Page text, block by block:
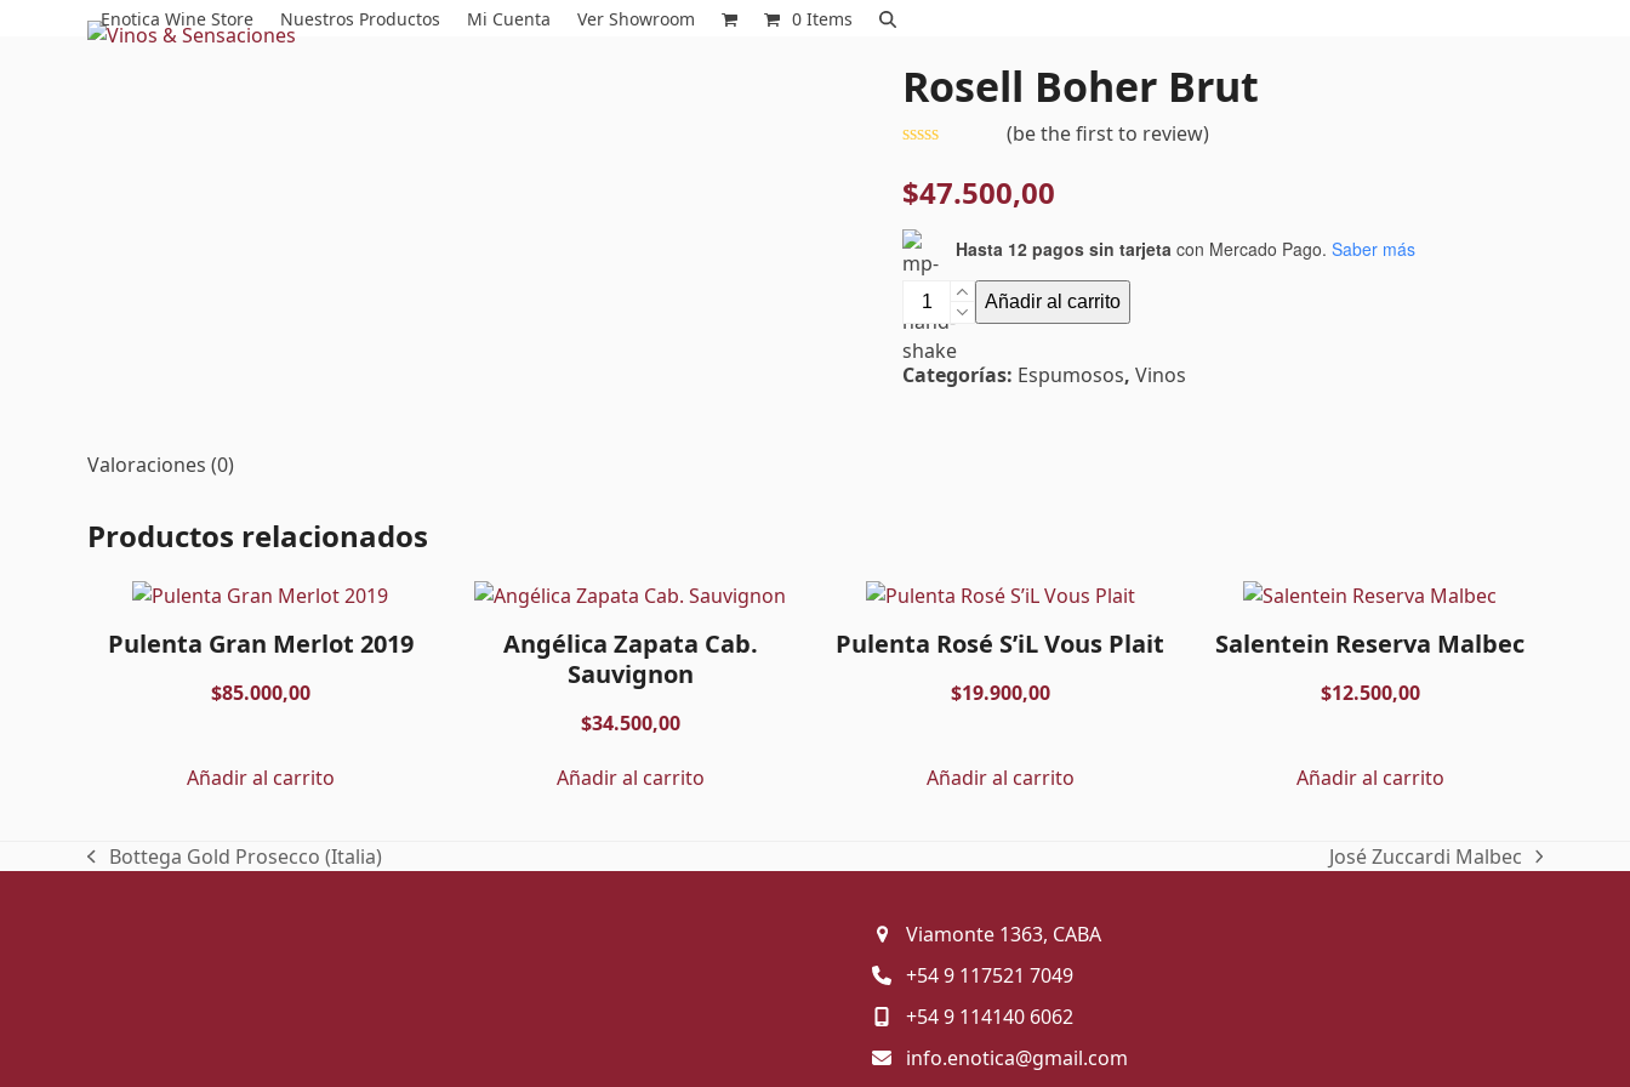
Enotica Wine Store Nuestros Productos Mi Cuenta Ver Showroom 0 Items
Rosell Boher Brut
con
0
5
(be the first to review)
$47.500,00
Hasta 12 pagos sin tarjeta con Mercado Pago. Saber más
Rosell
Boher
Brut
cantidad
Añadir al carrito
Categorías: Espumosos, Vinos
Valoraciones (0)
Productos relacionados
Pulenta Gran Merlot 2019
$85.000,00
Añadir al carrito
Angélica Zapata Cab.
Sauvignon
$34.500,00
Añadir al carrito
Pulenta Rosé S’iL Vous Plait
$19.900,00
Añadir al carrito
Salentein Reserva Malbec
$12.500,00
Añadir al carrito
previous
Bottega Gold Prosecco (Italia)
next
José Zuccardi Malbec
Viamonte 1363, CABA
+54 9 117521 7049
+54 9 114140 6062
info.enotica@gmail.com